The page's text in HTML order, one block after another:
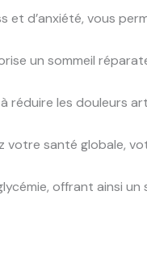
et d’anxiété, vous
un sommeil
les douleurs
votre santé globale,
offrant ainsi